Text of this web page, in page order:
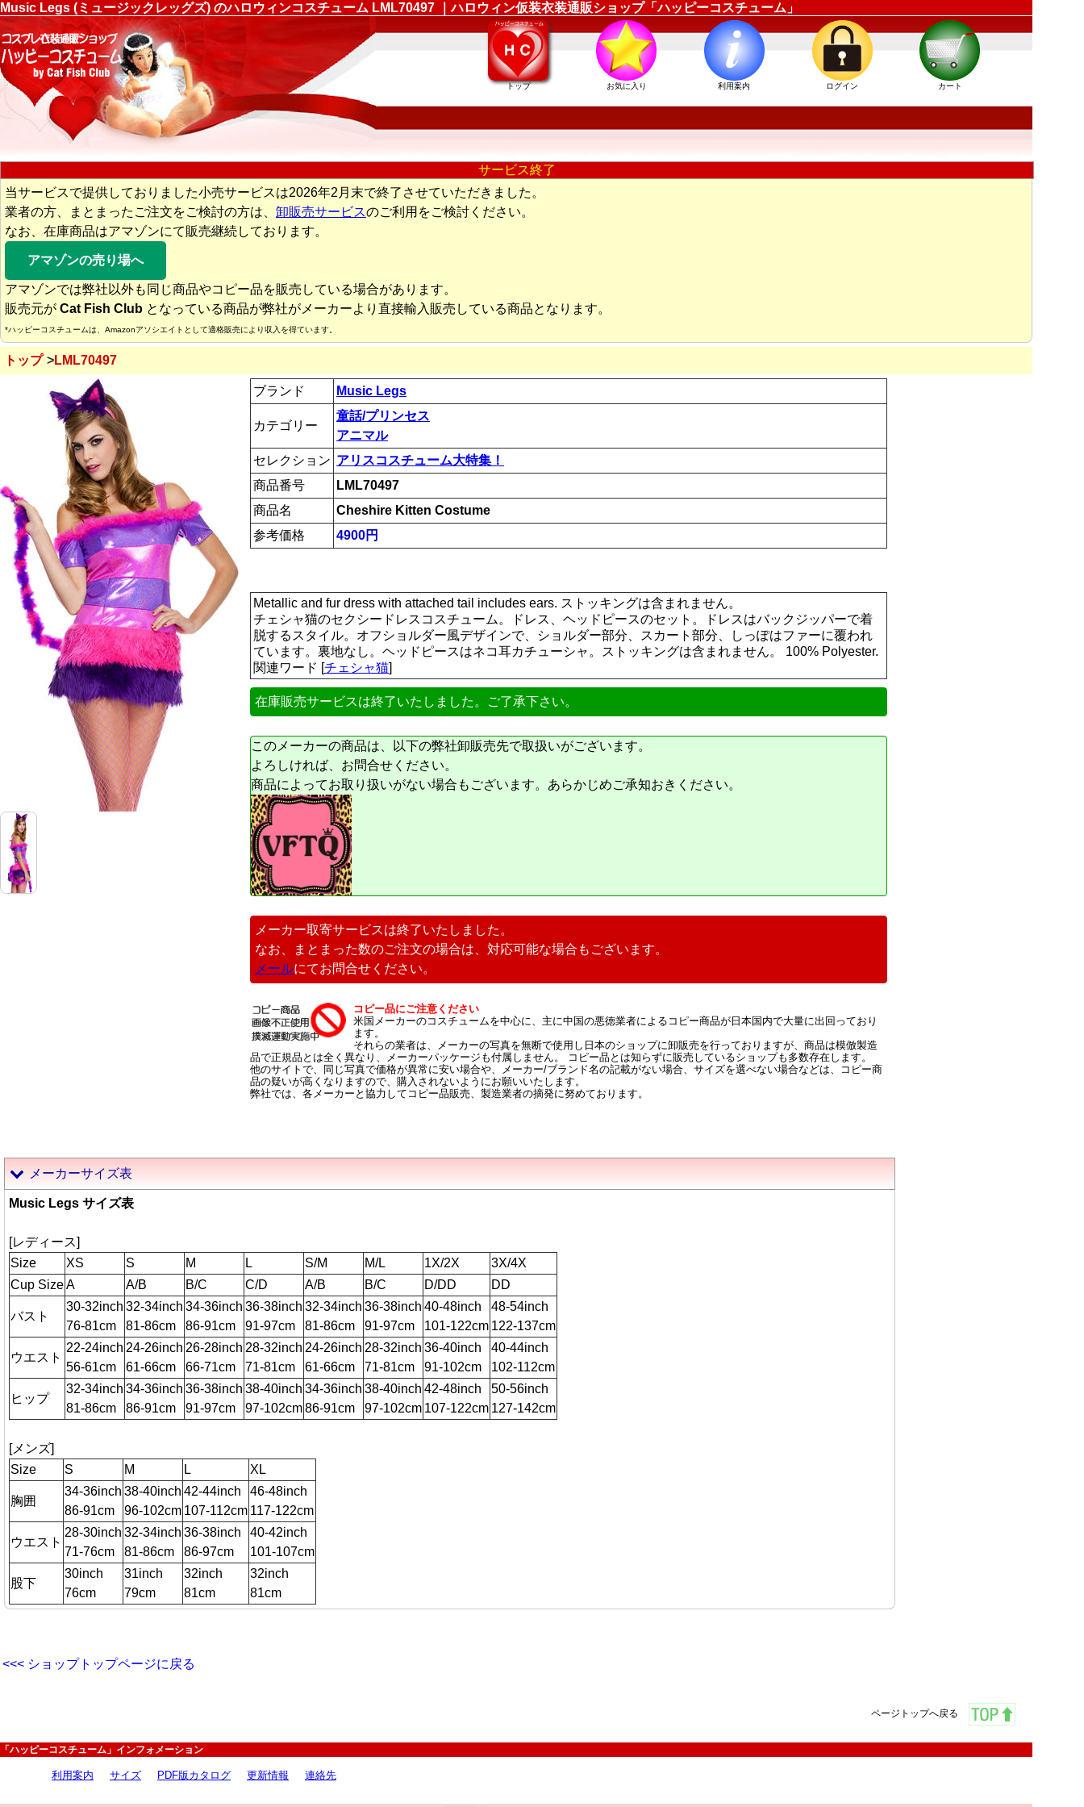
Music Legs (ミュージックレッグズ) のハロウィンコスチューム LML70497 ｜ハロウィン仮装衣装通販ショップ「ハッピーコスチューム」
トップ お気に入り 利用案内 ログイン カート
サービス終了
当サービスで提供しておりました小売サービスは2026年2月末で終了させていただきました。
業者の方、まとまったご注文をご検討の方は、 卸販売サービスのご利用をご検討ください。
なお、在庫商品はアマゾンにて販売継続しております。
アマゾンの売り場へ
アマゾンでは弊社以外も同じ商品やコピー品を販売している場合があります。
販売元が Cat Fish Club となっている商品が弊社がメーカーより直接輸入販売している商品となります。
*ハッピーコスチュームは、Amazonアソシエイトとして適格販売により収入を得ています。
トップ LML70497
ブランド Music Legs
カテゴリー
童話/プリンセス
アニマル
セレクション アリスコスチューム大特集！
商品番号
LML70497
商品名
Cheshire Kitten Costume
参考価格
4900円
Metallic and fur dress with attached tail includes ears. ストッキングは含まれません。
チェシャ猫のセクシードレスコスチューム。ドレス、ヘッドピースのセット。ドレスはバックジッパーで着
脱するスタイル。オフショルダー風デザインで、ショルダー部分、スカート部分、しっぽはファーに覆われ
ています。裏地なし。ヘッドピースはネコ耳カチューシャ。ストッキングは含まれません。 100% Polyester.
関連ワード [チェシャ猫]
在庫販売サービスは終了いたしました。ご了承下さい。
このメーカーの商品は、以下の弊社卸販売先で取扱いがございます。
よろしければ、お問合せください。
商品によってお取り扱いがない場合もございます。あらかじめご承知おきください。
メーカー取寄サービスは終了いたしました。
なお、まとまった数のご注文の場合は、対応可能な場合もございます。
メールにてお問合せください。
コピー品にご注意ください
米国メーカーのコスチュームを中心に、主に中国の悪徳業者によるコピー商品が日本国内で大量に出回っており
ます。
それらの業者は、メーカーの写真を無断で使用し日本のショップに卸販売を行っておりますが、商品は模倣製造
品で正規品とは全く異なり、メーカーパッケージも付属しません。 コピー品とは知らずに販売しているショップも多数存在します。
他のサイトで、同じ写真で価格が異常に安い場合や、メーカー/ブランド名の記載がない場合、サイズを選べない場合などは、コピー商
品の疑いが高くなりますので、購入されないようにお願いいたします。
弊社では、各メーカーと協力してコピー品販売、製造業者の摘発に努めております。
メーカーサイズ表
Music Legs サイズ表
[レディース]
Size
XS S M L S/M M/L 1X/2X
3X/4X
Cup SizeA A/B B/C C/D A/B B/C D/DD DD
バスト
30-32inch
76-81cm
32-34inch
81-86cm
34-36inch
86-91cm
36-38inch
91-97cm
32-34inch
81-86cm
36-38inch
91-97cm
40-48inch
101-122cm
48-54inch
122-137cm
ウエスト
22-24inch
56-61cm
24-26inch
61-66cm
26-28inch
66-71cm
28-32inch
71-81cm
24-26inch
61-66cm
28-32inch
71-81cm
36-40inch
91-102cm
40-44inch
102-112cm
ヒップ
32-34inch
81-86cm
34-36inch
86-91cm
36-38inch
91-97cm
38-40inch
97-102cm
34-36inch
86-91cm
38-40inch
97-102cm
42-48inch
107-122cm
50-56inch
127-142cm
[メンズ]
Size
S M L XL
胸囲
34-36inch
86-91cm
38-40inch
96-102cm
42-44inch
107-112cm
46-48inch
117-122cm
ウエスト
28-30inch
71-76cm
32-34inch
81-86cm
36-38inch
86-97cm
40-42inch
101-107cm
股下
30inch
76cm
31inch
79cm
32inch
81cm
32inch
81cm
<<< ショップトップページに戻る
ページトップへ戻る
「ハッピーコスチューム」インフォメーション
利用案内 サイズ PDF版カタログ 更新情報 連絡先